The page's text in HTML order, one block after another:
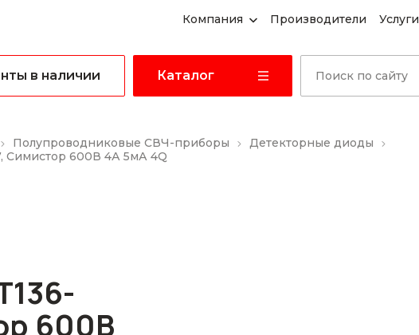
Компания Производители Услуги
в наличии Каталог
Полупроводниковые СВЧ-приборы
Детекторные диоды
Симистор 600В 4А 5мА 4Q
600В